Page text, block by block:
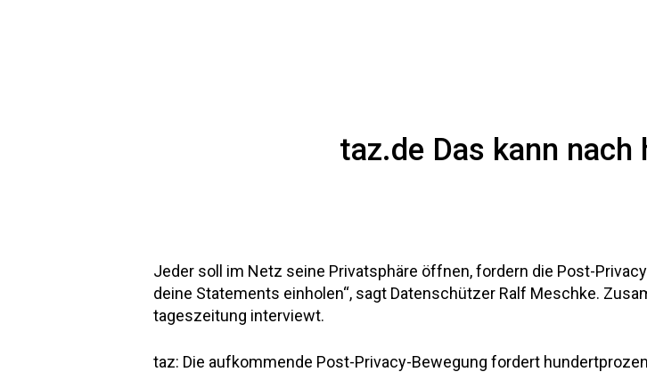
taz.de Das kann nach
Jeder soll im Netz seine Privatsphäre öffnen, fordern die Post-
deine Statements einholen“, sagt Datenschützer Ralf Meschke.
tageszeitung interviewt.
taz: Die aufkommende Post-Privacy-Bewegung fordert